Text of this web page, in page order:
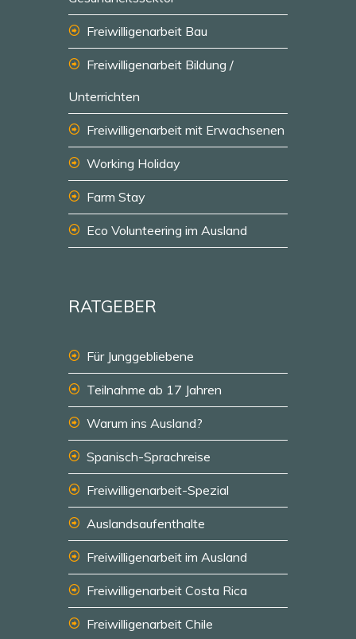
Freiwilligenarbeit Bau
Freiwilligenarbeit Bildung /
Unterrichten
Freiwilligenarbeit mit Erwachsenen
Working Holiday
Farm Stay
Eco Volunteering im Ausland
RATGEBER
Für Junggebliebene
Teilnahme ab 17 Jahren
Warum ins Ausland?
Spanisch-Sprachreise
Freiwilligenarbeit-Spezial
Auslandsaufenthalte
Freiwilligenarbeit im Ausland
Freiwilligenarbeit Costa Rica
Freiwilligenarbeit Chile